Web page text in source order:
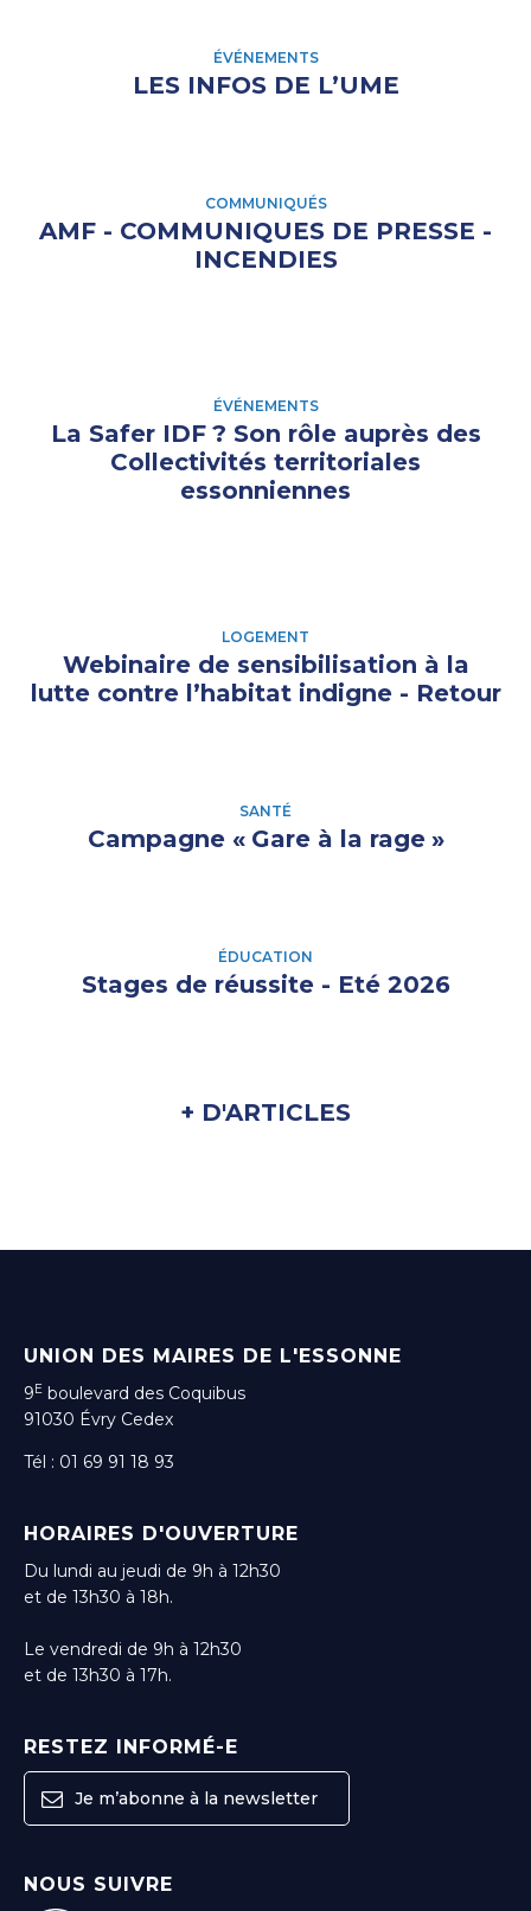
ÉVÉNEMENTS
LES INFOS DE L’UME
COMMUNIQUÉS
AMF - COMMUNIQUES DE PRESSE -
INCENDIES
ÉVÉNEMENTS
La Safer IDF ? Son rôle auprès des
Collectivités territoriales
essonniennes
LOGEMENT
Webinaire de sensibilisation à la
lutte contre l’habitat indigne - Retour
SANTÉ
Campagne « Gare à la rage »
ÉDUCATION
Stages de réussite - Eté 2026
+ D'ARTICLES
UNION DES MAIRES DE L'ESSONNE
9E boulevard des Coquibus
91030 Évry Cedex
Tél : 01 69 91 18 93
HORAIRES D'OUVERTURE
Du lundi au jeudi de 9h à 12h30
et de 13h30 à 18h.
Le vendredi de 9h à 12h30
et de 13h30 à 17h.
RESTEZ INFORMÉ-E
Je m’abonne à la newsletter
NOUS SUIVRE